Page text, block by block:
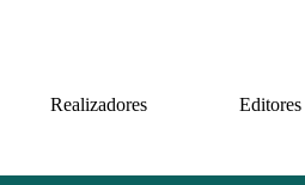
Realizadores Editores